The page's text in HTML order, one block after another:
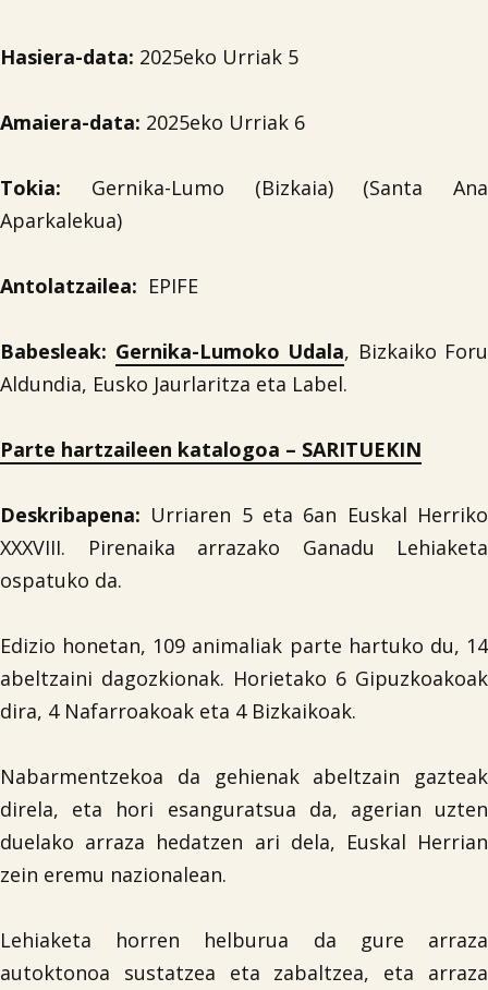
Hasiera-data: 2025eko Urriak 5
Amaiera-data: 2025eko Urriak 6
Tokia: Gernika-Lumo (Bizkaia) (Santa Ana
Aparkalekua)
Antolatzailea: EPIFE
Babesleak: Gernika-Lumoko Udala, Bizkaiko Foru
Aldundia, Eusko Jaurlaritza eta Label.
Parte hartzaileen katalogoa – SARITUEKIN
Deskribapena: Urriaren 5 eta 6an Euskal Herriko
XXXVIII. Pirenaika arrazako Ganadu Lehiaketa
ospatuko da.
Edizio honetan, 109 animaliak parte hartuko du, 14
abeltzaini dagozkionak. Horietako 6 Gipuzkoakoak
dira, 4 Nafarroakoak eta 4 Bizkaikoak.
Nabarmentzekoa da gehienak abeltzain gazteak
direla, eta hori esanguratsua da, agerian uzten
duelako arraza hedatzen ari dela, Euskal Herrian
zein eremu nazionalean.
Lehiaketa horren helburua da gure arraza
autoktonoa sustatzea eta zabaltzea, eta arraza